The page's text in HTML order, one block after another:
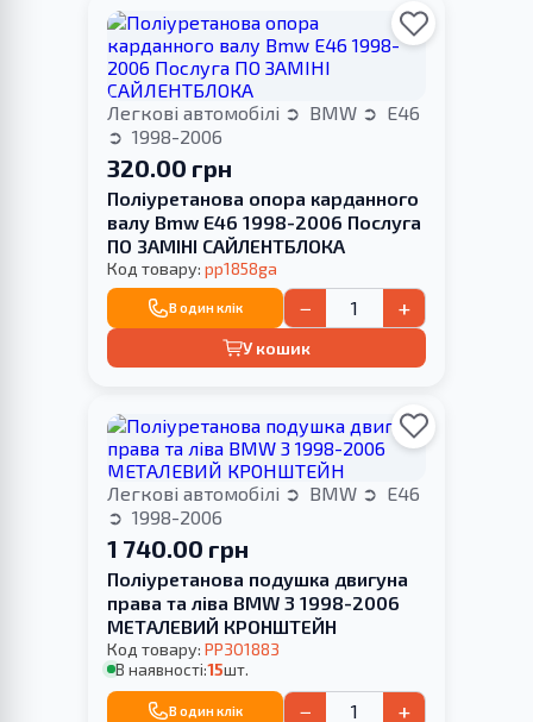
Легкові автомобілі BMW
E46
1998-2006
320.00 грн
Поліуретанова опора карданного
валу Bmw E46 1998-2006 Послуга
ПО ЗАМІНІ САЙЛЕНТБЛОКА
Код товару: pp1858ga
В один клік − +
У кошик
Легкові автомобілі BMW
E46
1998-2006
1 740.00 грн
Поліуретанова подушка двигуна
права та ліва BMW 3 1998-2006
МЕТАЛЕВИЙ КРОНШТЕЙН
Код товару: PP301883
В наявності:15шт.
В один клік − +